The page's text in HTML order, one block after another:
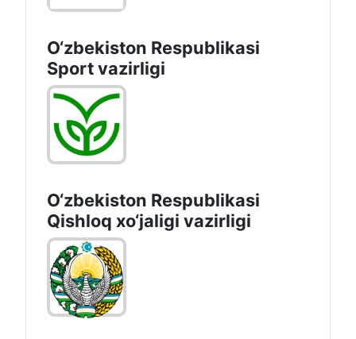
O‘zbekiston Respublikasi
Sport vazirligi
O‘zbekiston Respublikasi
Qishloq хo‘jаligi vаzirligi